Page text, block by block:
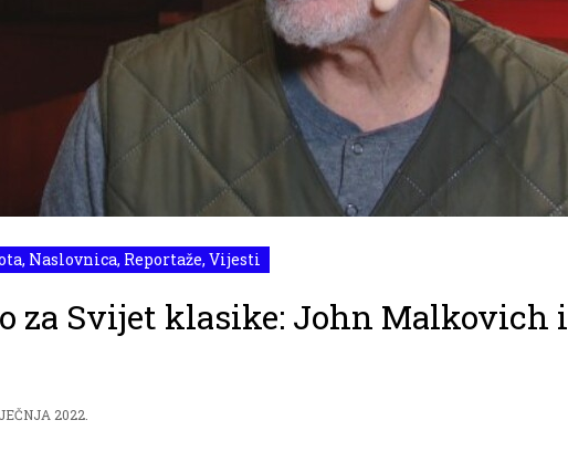
, Naslovnica, Reportaže, Vijesti
za Svijet klasike: John Malkovich i
2022.